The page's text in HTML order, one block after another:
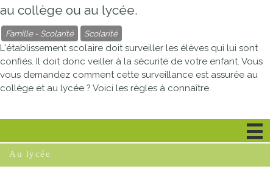
au collège ou au lycée.
Famille - Scolarité Scolarité
L'établissement scolaire doit surveiller les élèves qui lui sont
confiés. Il doit donc veiller à la sécurité de votre enfant. Vous
vous demandez comment cette surveillance est assurée au
collège et au lycée ? Voici les règles à connaître.
Au lycée